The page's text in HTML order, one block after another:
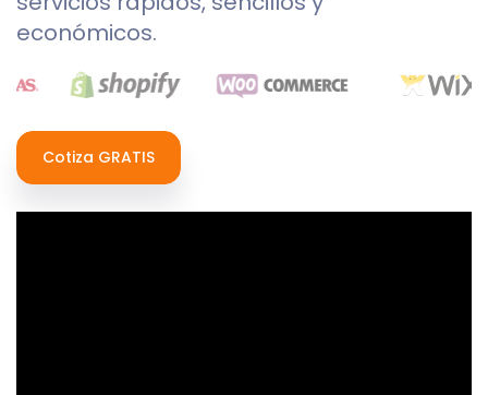
económicos.
Cotiza GRATIS